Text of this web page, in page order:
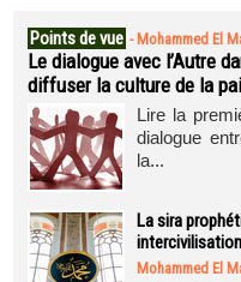
Points de vue - Mohammed El
Le dialogue avec l’Autre
diffuser la culture de la
Lire la
dialogue
la...
La sira
Mohammed El